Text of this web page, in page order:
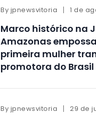
By jpnewsvitoria 1 de
Marco histórico na
Amazonas
primeira mulher
promotora do Brasil
By jpnewsvitoria 29 de